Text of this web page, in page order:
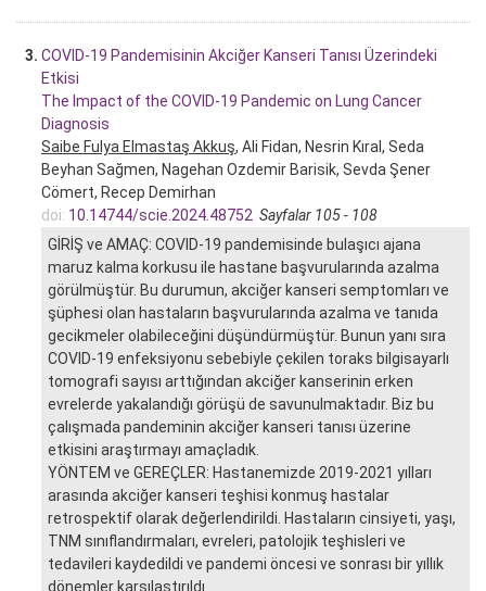
3. COVID-19 Pandemisinin Akciğer Kanseri Tanısı Üzerindeki
Etkisi
The Impact of the COVID-19 Pandemic on Lung Cancer
Diagnosis
Saibe Fulya Elmastaş Akkuş, Ali Fidan, Nesrin Kıral, Seda
Beyhan Sağmen, Nagehan Ozdemir Barisik, Sevda Şener
Cömert, Recep Demirhan
doi: 10.14744/scie.2024.48752 Sayfalar 105 - 108
GİRİŞ ve AMAÇ: COVID-19 pandemisinde bulaşıcı ajana
maruz kalma korkusu ile hastane başvurularında azalma
görülmüştür. Bu durumun, akciğer kanseri semptomları ve
şüphesi olan hastaların başvurularında azalma ve tanıda
gecikmeler olabileceğini düşündürmüştür. Bunun yanı sıra
COVID-19 enfeksiyonu sebebiyle çekilen toraks bilgisayarlı
tomografi sayısı arttığından akciğer kanserinin erken
evrelerde yakalandığı görüşü de savunulmaktadır. Biz bu
çalışmada pandeminin akciğer kanseri tanısı üzerine
etkisini araştırmayı amaçladık.
YÖNTEM ve GEREÇLER: Hastanemizde 2019-2021 yılları
arasında akciğer kanseri teşhisi konmuş hastalar
retrospektif olarak değerlendirildi. Hastaların cinsiyeti, yaşı,
TNM sınıflandırmaları, evreleri, patolojik teşhisleri ve
tedavileri kaydedildi ve pandemi öncesi ve sonrası bir yıllık
dönemler karşılaştırıldı.